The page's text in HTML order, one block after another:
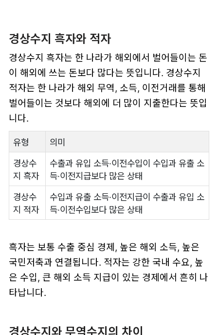
경상수지 흑자와 적자
경상수지 흑자는 한 나라가 해외에서 벌어들이는 돈
이 해외에 쓰는 돈보다 많다는 뜻입니다. 경상수지
적자는 한 나라가 해외 무역, 소득, 이전거래를 통해
벌어들이는 것보다 해외에 더 많이 지출한다는 뜻입
니다.
유형 의미
경상수
지 흑자
수출과 유입 소득·이전수입이 수입과 유출 소
득·이전지급보다 많은 상태
경상수
지 적자
수입과 유출 소득·이전지급이 수출과 유입 소
득·이전수입보다 많은 상태
흑자는 보통 수출 중심 경제, 높은 해외 소득, 높은
국민저축과 연결됩니다. 적자는 강한 국내 수요, 높
은 수입, 큰 해외 소득 지급이 있는 경제에서 흔히 나
타납니다.
경상수지와 무역수지의 차이